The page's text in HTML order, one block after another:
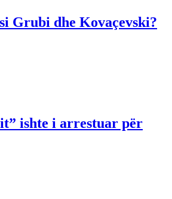
Grubi dhe Kovaçevski?
ishte i arrestuar për